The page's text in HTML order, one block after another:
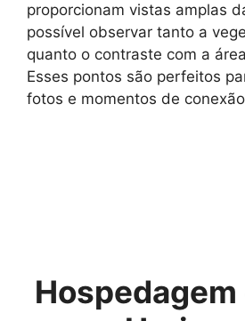
proporcionam vistas amplas
possível observar tanto a
quanto o contraste com a
Esses pontos são perfeitos
fotos e momentos de
Hospedagem